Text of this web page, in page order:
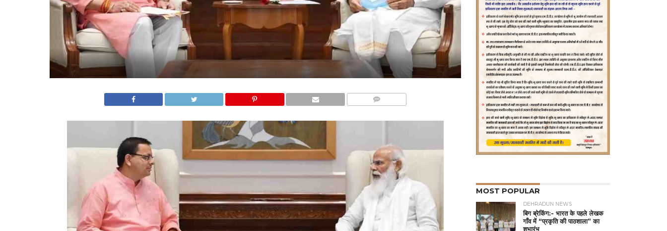
MOST POPULAR
DEHRADUN NEWS
बिग ब्रेकिंग:- भारत के पहले लेखक
गाँव में “प्रकृति की पाठशाला” का
शुभारंभ